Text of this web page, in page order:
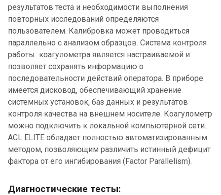
результатов теста и необходимости выполнения
повторных исследований определяются
пользователем. Калибровка может проводиться
параллельно с анализом образцов. Система контроля
работы коагулометра является настраиваемой и
позволяет сохранять информацию о
последовательности действий оператора. В приборе
имеется дисковод, обеспечивающий хранение
системных установок, баз данных и результатов
контроля качества на внешнем носителе. Коагулометр
можно подключить к локальной компьютерной сети.
ACL ELITE обладает полностью автоматизированным
методом, позволяющим различить истинный дефицит
фактора от его ингибирования (Factor Parallelism).
Диагностические тесты: